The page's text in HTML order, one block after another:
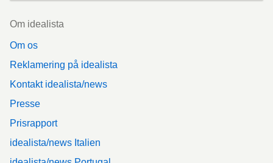
Footer
Om idealista
Om os
Reklamering på idealista
Kontakt idealista/news
Presse
Prisrapport
idealista/news Italien